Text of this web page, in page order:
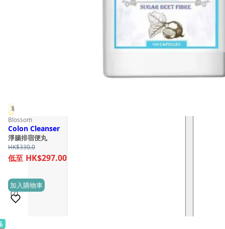
單件 9 折
Blossom
Colon Cleanser
淨腸排宿便丸
HK$330.0
HK$297.00
(7)
加入購物車